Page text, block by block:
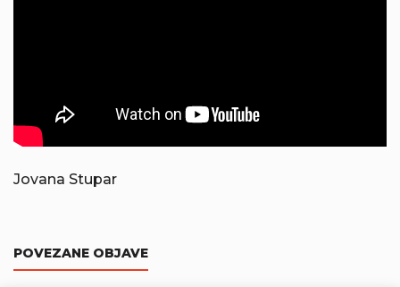
Jovana Stupar
POVEZANE OBJAVE